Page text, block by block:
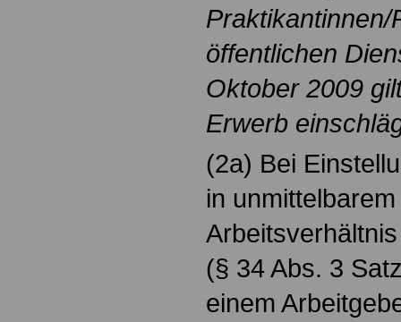
öffentlichen
Oktober 2009
Erwerb
(2a) Bei
in
(§ 34 Abs. 3
einem